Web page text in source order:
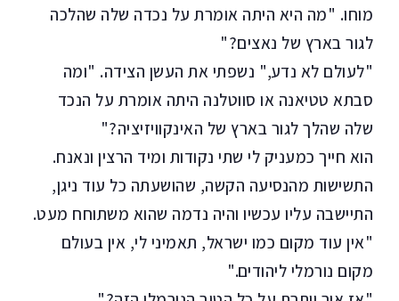
מוחו. "מה היא היתה אומרת על נכדה שלה שהלכה
לגור בארץ של נאצים?"
"לעולם לא נדע," נשפתי את העשן הצידה. "ומה
סבתא טטיאנה או סווטלנה היתה אומרת על הנכד
שלה שהלך לגור בארץ של האינקוויזיציה?"
הוא חייך כמעניק לי שתי נקודות ומיד הרצין ונאנח.
התשישות מהנסיעה הקשה, שהושעתה כל עוד ניגן,
התיישבה עליו עכשיו והיה נדמה שהוא משתוחח מעט.
"אין עוד מקום כמו ישראל, תאמיני לי, אין בעולם
מקום נורמלי ליהודים."